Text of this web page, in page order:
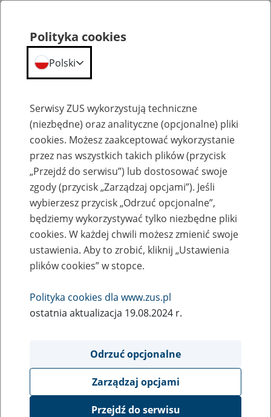
Szkolenia
Zaproś ZUS do siebie - zakładanie profili
eZUS w siedzibie Twojej firmy
Rodzaj wydarzenia
Szkolenia
Obszar merytoryczny
obsługa klientów
Opis wydarzenia
Polityka cookies
Polski
Serwisy ZUS wykorzystują techniczne
(niezbędne) oraz analityczne (opcjonalne) pliki
cookies. Możesz zaakceptować wykorzystanie
przez nas wszystkich takich plików (przycisk
„Przejdź do serwisu”) lub dostosować swoje
zgody (przycisk „Zarządzaj opcjami”). Jeśli
wybierzesz przycisk „Odrzuć opcjonalne”,
będziemy wykorzystywać tylko niezbędne pliki
cookies. W każdej chwili możesz zmienić swoje
ustawienia. Aby to zrobić, kliknij „Ustawienia
plików cookies” w stopce.
Polityka cookies dla www.zus.pl
ostatnia aktualizacja 19.08.2024 r.
Odrzuć opcjonalne
Zarządzaj opcjami
Przejdź do serwisu